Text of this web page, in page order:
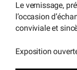
Le vernissage,
l’occasion
conviviale et
Exposition